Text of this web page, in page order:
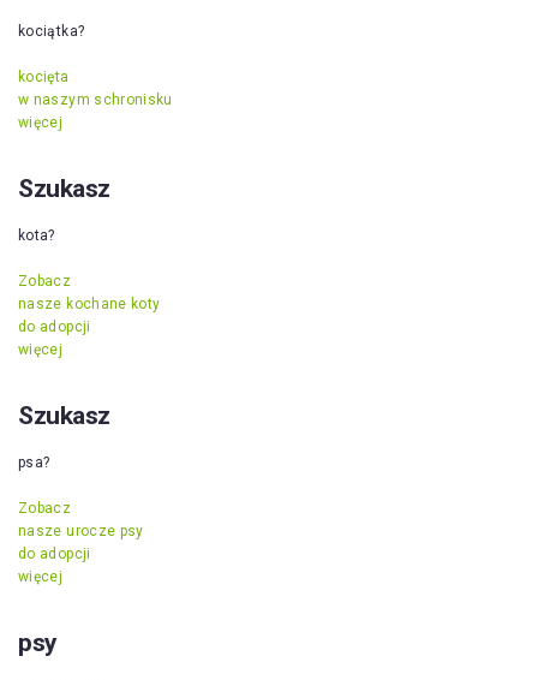
kociątka?
kocięta
w naszym schronisku
więcej
Szukasz
kota?
Zobacz
nasze kochane koty
do adopcji
więcej
Szukasz
psa?
Zobacz
nasze urocze psy
do adopcji
więcej
psy